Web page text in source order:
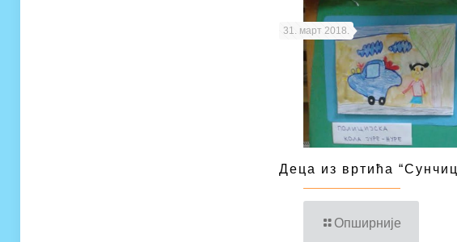
31. март 2018.
Деца из вртића
Опширније